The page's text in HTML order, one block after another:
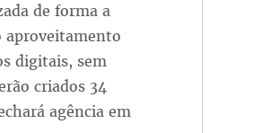
de forma a
aproveitamento
digitais, sem
criados 34
agência em